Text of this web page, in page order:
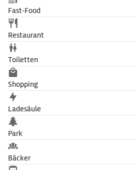
(um 1170-1230).
Fast-Food
Restaurant
Toiletten
Shopping
Ladesäule
Park
Bäcker